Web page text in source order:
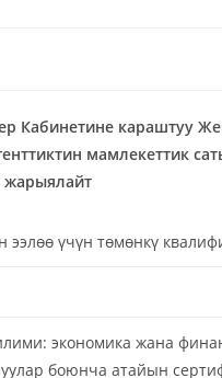
Кабинетине караштуу
мамлекеттик
жарыялайт
үчүн төмөнкү
экономика жана
боюнча атайын